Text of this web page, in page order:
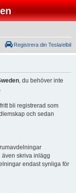
Registrera din Tesla/elbil
, du behöver inte
.
bli registrerad som
och sedan
skriva inlägg
endast synliga för